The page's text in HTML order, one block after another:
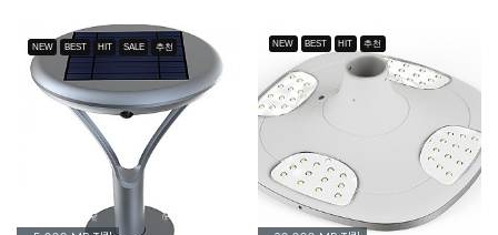
NEW BEST HIT SALE 추천 NEW BEST HIT 추천